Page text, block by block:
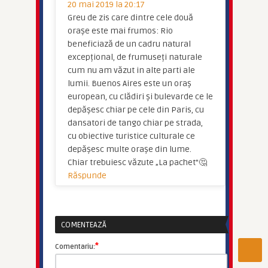
20 mai 2019 la 20:17
Greu de zis care dintre cele două
orașe este mai frumos: Rio
beneficiază de un cadru natural
excepțional, de frumuseți naturale
cum nu am văzut in alte parti ale
lumii. Buenos Aires este un oraș
european, cu clădiri și bulevarde ce le
depășesc chiar pe cele din Paris, cu
dansatori de tango chiar pe strada,
cu obiective turistice culturale ce
depășesc multe orașe din lume.
Chiar trebuiesc văzute „La pachet”🤔
Răspunde
COMENTEAZĂ
Comentariu:*